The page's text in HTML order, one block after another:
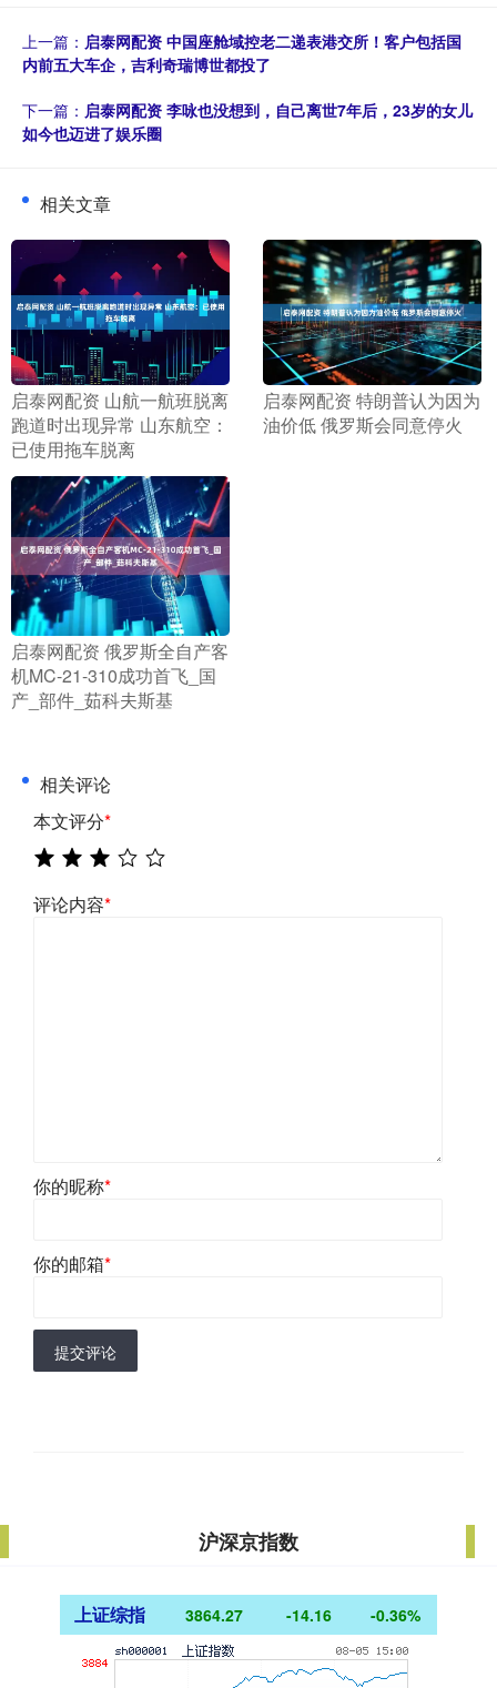
上一篇： 启泰网配资 中国座舱域控老二递表港交所！客户包括国
内前五大车企，吉利奇瑞博世都投了
下一篇： 启泰网配资 李咏也没想到，自己离世7年后，23岁的女儿
如今也迈进了娱乐圈
相关文章
​启泰网配资 山航一航班脱离
跑道时出现异常 山东航空：
已使用拖车脱离
​启泰网配资 特朗普认为因为
油价低 俄罗斯会同意停火
​启泰网配资 俄罗斯全自产客
机MC-21-310成功首飞_国
产_部件_茹科夫斯基
相关评论
本文评分*
评论内容*
你的昵称*
你的邮箱*
提交评论
沪深京指数
上证综指 3864.27 -14.16 -0.36%